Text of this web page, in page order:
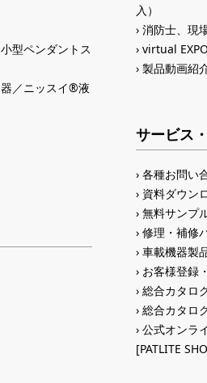
型ペンダントス
／ニッスイ®液
入）
消防士、現
virtual EXPO
製品動画紹
サービス
各種お問い
資料ダウン
無料サンプ
修理・補修
車載機器製
お客様登録
総合カタロ
総合カタロ
公式オンラ
[PATLITE